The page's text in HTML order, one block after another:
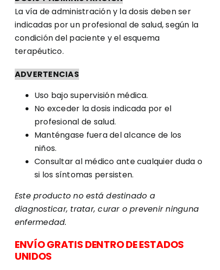
La vía de administración y la dosis deben ser
indicadas por un profesional de salud, según la
condición del paciente y el esquema
terapéutico.
ADVERTENCIAS
Uso bajo supervisión médica.
No exceder la dosis indicada por el
profesional de salud.
Manténgase fuera del alcance de los
niños.
Consultar al médico ante cualquier duda o
si los síntomas persisten.
Este producto no está destinado a
diagnosticar, tratar, curar o prevenir ninguna
enfermedad.
ENVÍO GRATIS DENTRO DE ESTADOS
UNIDOS